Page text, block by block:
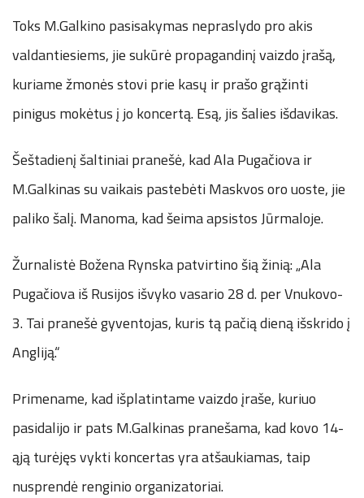
Toks M.Galkino pasisakymas nepraslydo pro akis
valdantiesiems, jie sukūrė propagandinį vaizdo įrašą,
kuriame žmonės stovi prie kasų ir prašo grąžinti
pinigus mokėtus į jo koncertą. Esą, jis šalies išdavikas.
Šeštadienį šaltiniai pranešė, kad Ala Pugačiova ir
M.Galkinas su vaikais pastebėti Maskvos oro uoste, jie
paliko šalį. Manoma, kad šeima apsistos Jūrmaloje.
Žurnalistė Božena Rynska patvirtino šią žinią: „Ala
Pugačiova iš Rusijos išvyko vasario 28 d. per Vnukovo-
3. Tai pranešė gyventojas, kuris tą pačią dieną išskrido į
Angliją.“
Primename, kad išplatintame vaizdo įraše, kuriuo
pasidalijo ir pats M.Galkinas pranešama, kad kovo 14-
ąją turėjęs vykti koncertas yra atšaukiamas, taip
nusprendė renginio organizatoriai.